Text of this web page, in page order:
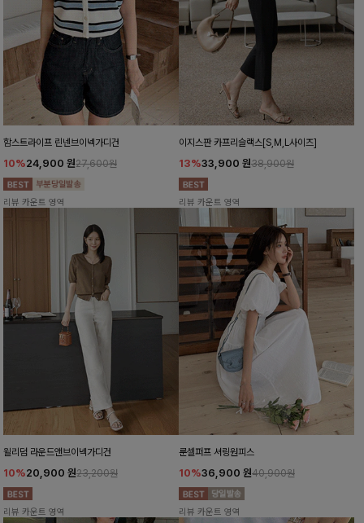
함스트라이프 린넨브이넥가디건
10%24,900 원27,600원
리뷰 카운트 영역
이지스판 카프리슬랙스[S,M,L사이즈]
13%33,900 원38,900원
리뷰 카운트 영역
윌리덤 라운드앤브이넥가디건
10%20,900 원23,200원
리뷰 카운트 영역
룬셀퍼프 셔링원피스
10%36,900 원40,900원
리뷰 카운트 영역